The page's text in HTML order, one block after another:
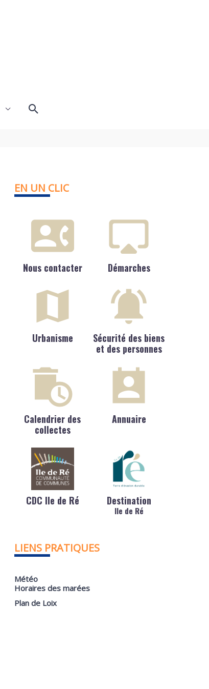
Rechercher
EN UN CLIC
Nous contacter Démarches
Urbanisme
Sécurité des biens
et des personnes
Calendrier des
collectes
Annuaire
CDC Ile de Ré Destination
Ile de Ré
LIENS PRATIQUES
Météo
Horaires des marées
Plan de Loix